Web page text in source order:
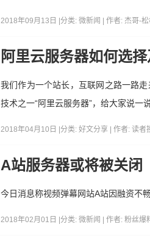
2018年09月13日 | 分类: 微新闻 | 作者: 杰哥-
阿里云服务器如何选择
我们作为一个站长，互联网之路一路
技术之一“阿里云服务器”，给大家说一
2018年04月10日 | 分类: 好文分享 | 作者: 读者
A站服务器或将被关闭
今日消息称视频弹幕网站A站因融资不
2018年02月01日 | 分类: 微新闻 | 作者: 粉丝爆